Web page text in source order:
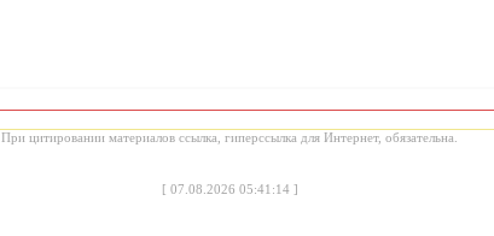
При цитировании материалов ссылка, гиперссылка для Интернет, обязательна.
[ 07.08.2026 05:41:14]